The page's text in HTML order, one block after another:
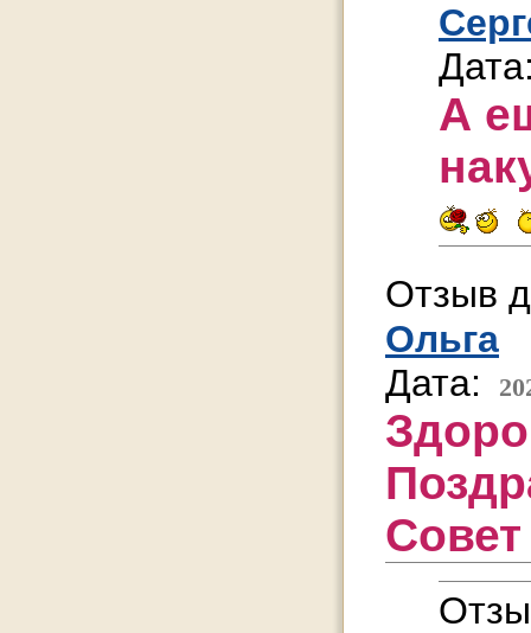
А
Отзыв
Ольга
Дата: